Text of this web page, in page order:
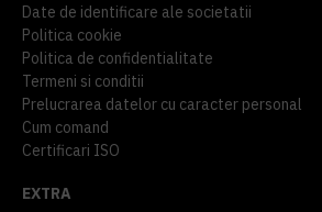
Date de identificare ale societatii
Politica cookie
Politica de confidentialitate
Termeni si conditii
Prelucrarea datelor cu caracter personal
Cum comand
Certificari ISO
EXTRA